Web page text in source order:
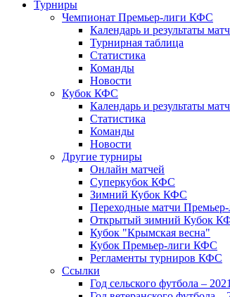
Турниры
Чемпионат Премьер-лиги КФС
Календарь и результаты
Турнирная таблица
Статистика
Команды
Новости
Кубок КФС
Календарь и результаты
Статистика
Команды
Новости
Другие турниры
Онлайн матчей
Суперкубок КФС
Зимний Кубок КФС
Переходные матчи
Открытый зимний Кубок
Кубок "Крымская весна"
Кубок Премьер-лиги КФС
Регламенты турниров КФС
Ссылки
Год сельского футбола – 2021